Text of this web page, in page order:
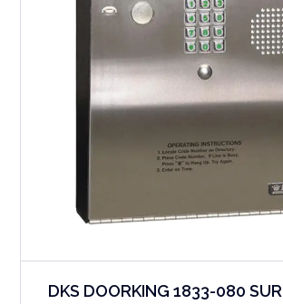
DKS DOORKING 1833-080